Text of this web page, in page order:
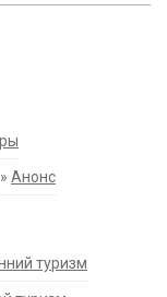
» Анонс
туризм